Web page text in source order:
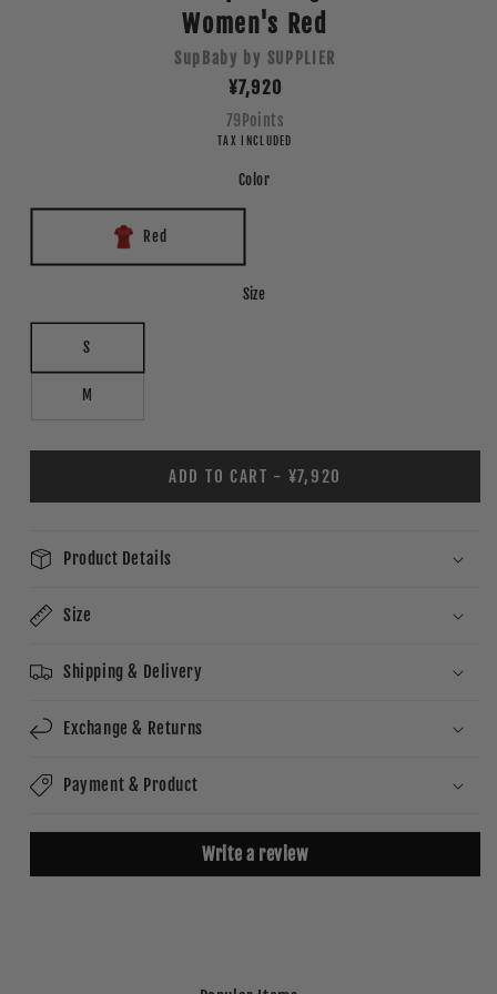
Women's Red
SupBaby by SUPPLIER
Regular
price
¥7,920
79 Points
TAX INCLUDED
Color
Red
Size
S
M
ADD TO CART - ¥7,920
Product Details
Size
Shipping & Delivery
Exchange & Returns
Payment & Product
Write a review